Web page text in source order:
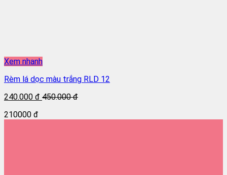
Xem nhanh
Rèm lá dọc màu trắng RLD 12
240.000 đ 450.000 đ
210000 đ